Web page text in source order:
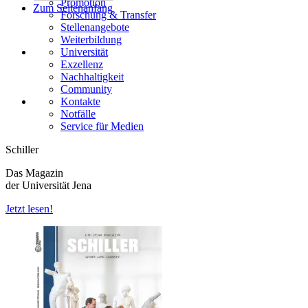
Zum Seitenanfang
Forschung & Transfer
Stellenangebote
Weiterbildung
Universität
Exzellenz
Nachhaltigkeit
Community
Kontakte
Notfälle
Service für Medien
Schiller
Das Magazin
der Universität Jena
Jetzt lesen!